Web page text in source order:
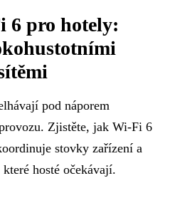
6 pro hotely:
pod náporem
Zjistěte, jak Wi-Fi 6
stovky zařízení a
hosté očekávají.